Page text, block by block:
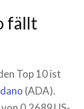
fällt
Top 10 ist
(ADA).